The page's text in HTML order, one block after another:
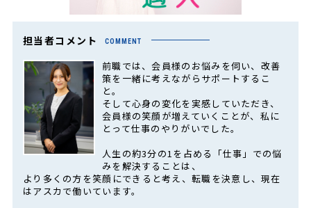
担当者コメント COMMENT
前職では、会員様のお悩みを伺い、改善
策を一緒に考えながらサポートするこ
と。
そして心身の変化を実感していただき、
会員様の笑顔が増えていくことが、私に
とって仕事のやりがいでした。
人生の約3分の1を占める「仕事」での悩
みを解決することは、
より多くの方を笑顔にできると考え、転職を決意し、現在
はアスカで働いています。